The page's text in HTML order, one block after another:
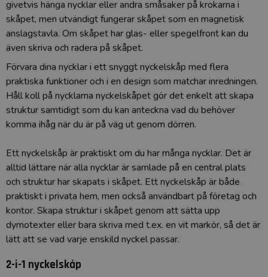
givetvis hänga nycklar eller andra småsaker på krokarna i
skåpet, men utvändigt fungerar skåpet som en magnetisk
anslagstavla. Om skåpet har glas- eller spegelfront kan du
även skriva och radera på skåpet.
Förvara dina nycklar i ett snyggt nyckelskåp med flera
praktiska funktioner och i en design som matchar inredningen.
Håll koll på nycklarna nyckelskåpet gör det enkelt att skapa
struktur samtidigt som du kan anteckna vad du behöver
komma ihåg när du är på väg ut genom dörren.
Ett nyckelskåp är praktiskt om du har många nycklar. Det är
alltid lättare när alla nycklar är samlade på en central plats
och struktur har skapats i skåpet. Ett nyckelskåp är både
praktiskt i privata hem, men också användbart på företag och
kontor. Skapa struktur i skåpet genom att sätta upp
dymotexter eller bara skriva med t.ex. en vit markör, så det är
lätt att se vad varje enskild nyckel passar.
2-i-1 nyckelskåp